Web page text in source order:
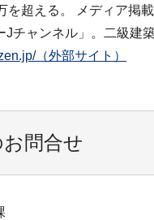
を超える。 メディア掲
Jチャンネル」。二級建築
（外部サイト）
問合せ